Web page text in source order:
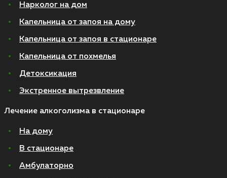
Нарколог на дом
Капельница от запоя на дому
Капельница от запоя в стационаре
Капельница от похмелья
Детоксикация
Экстренное вытрезвление
Лечение алкоголизма в стационаре
На дому
В стационаре
Амбулаторно